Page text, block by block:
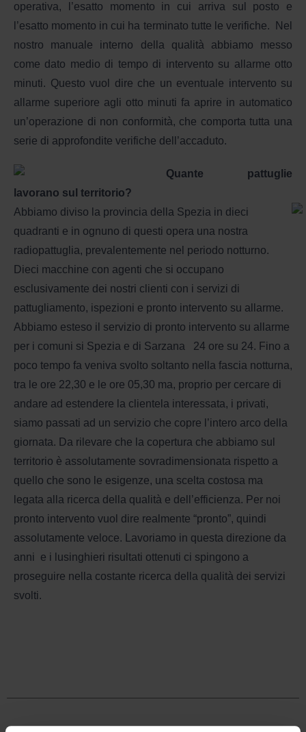
operativa, l’esatto momento in cui arriva sul posto e
l’esatto momento in cui ha terminato tutte le verifiche. Nel
nostro manuale interno della qualità abbiamo messo
come dato medio di tempo di intervento su allarme otto
minuti. Questo vuol dire che un eventuale intervento su
allarme superiore agli otto minuti fa aprire in automatico
un’operazione di non conformità, che comporta tutta una
serie di approfondite verifiche dell’accaduto.
Quante pattuglie
lavorano sul territorio?
Abbiamo diviso la provincia della Spezia in dieci
quadranti e in ognuno di questi opera una nostra
radiopattuglia, prevalentemente nel periodo notturno.
Dieci macchine con agenti che si occupano
esclusivamente dei nostri clienti con i servizi di
pattugliamento, ispezioni e pronto intervento su allarme.
Abbiamo esteso il servizio di pronto intervento su allarme
per i comuni si Spezia e di Sarzana
24 ore su 24. Fino a
poco tempo fa veniva svolto soltanto nella fascia notturna,
tra le ore 22,30 e le ore 05,30 ma, proprio per cercare di
andare ad estendere la clientela interessata, i privati,
siamo passati ad un servizio che copre l’intero arco della
giornata. Da rilevare che la copertura che abbiamo sul
territorio è assolutamente sovradimensionata rispetto a
quello che sono le esigenze, una scelta costosa ma
legata alla ricerca della qualità e dell’efficienza. Per noi
pronto intervento vuol dire realmente “pronto”, quindi
assolutamente veloce. Lavoriamo in questa direzione da
anni e i lusinghieri risultati ottenuti ci spingono a
proseguire nella costante ricerca della qualità dei servizi
svolti.